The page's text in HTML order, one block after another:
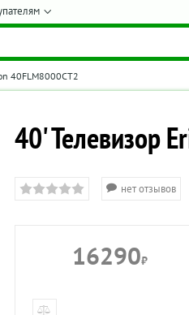
40FLM8000CT2
40' Телевизор
нет отзывов
16290₽